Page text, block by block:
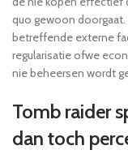
quo gewoon
betreffende externe
regularisatie ofwe
nie beheersen wordt
Tomb raider
dan toch